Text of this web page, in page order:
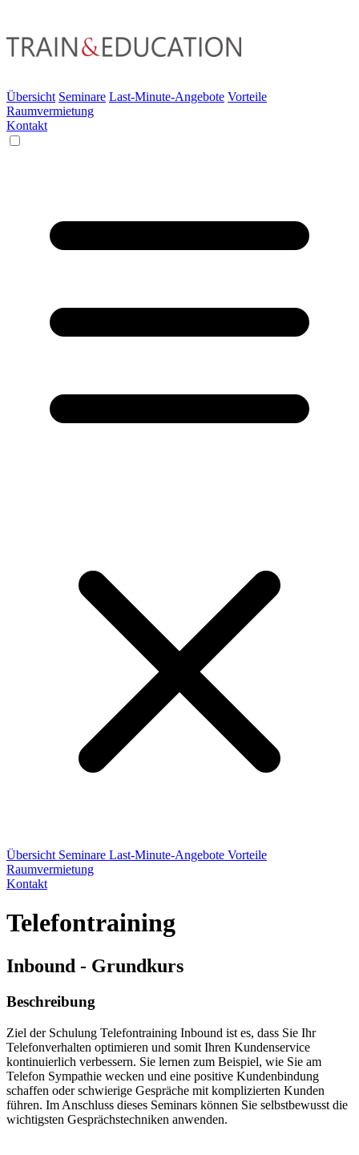
Übersicht Seminare Last-Minute-Angebote Vorteile
Raumvermietung
Kontakt
Übersicht Seminare Last-Minute-Angebote Vorteile
Raumvermietung
Kontakt
Telefontraining
Inbound - Grundkurs
Beschreibung
Ziel der Schulung Telefontraining Inbound ist es, dass Sie Ihr
Telefonverhalten optimieren und somit Ihren Kundenservice
kontinuierlich verbessern. Sie lernen zum Beispiel, wie Sie am
Telefon Sympathie wecken und eine positive Kundenbindung
schaffen oder schwierige Gespräche mit komplizierten Kunden
führen. Im Anschluss dieses Seminars können Sie selbstbewusst die
wichtigsten Gesprächstechniken anwenden.